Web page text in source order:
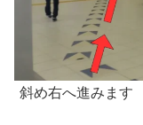
斜め右へ進みます